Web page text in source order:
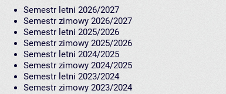
Semestr letni 2026/2027
Semestr zimowy 2026/2027
Semestr letni 2025/2026
Semestr zimowy 2025/2026
Semestr letni 2024/2025
Semestr zimowy 2024/2025
Semestr letni 2023/2024
Semestr zimowy 2023/2024